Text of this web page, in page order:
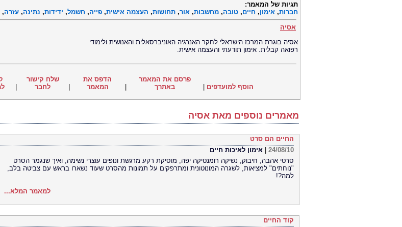
תגיות של המאמר:
חברות, אימון, חיים, טובה, מחשבות, אור, תחושות, העצמה אישית, פייה, חשמל, ידידות, נתינה, עזרה,
אסיה
אסיה בוגרת המרכז הישראלי לחקר האנרגיה האוניברסאלית והאנושית ולימודי
רפואה קבלית. אימון תודעתי והעצמה אישית.
הוסף למועדפים
פרסם את המאמר
באתרך
הדפס את
המאמר
שלח קישור
לחבר
מאמרים נוספים מאת אסיה
החיים הם סרט
24/08/10
אימון לאיכות חיים
סרטי אהבה, חיבוק, נשיקה רומנטיקה יפה, מוסיקת רקע מרגשת ונופים עוצרי נשימה, ואיך שנגמר הסרט
"נוחתים" למציאות, לשגרה המונוטונית ומתרפקים על תמונות מהסרט שעוד נשארו בראש עם צביטה בלב,
למה?!
למאמר המלא...
קוד החיים